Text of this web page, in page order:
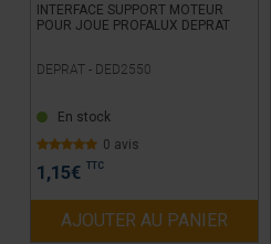
INTERFACE SUPPORT MOTEUR
POUR JOUE PROFALUX DEPRAT
DEPRAT - DED2550
En stock
0 avis
1,15€ TTC
AJOUTER AU PANIER